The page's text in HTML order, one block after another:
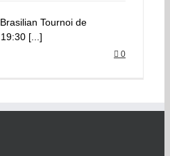
Tournoi de
[...]
0